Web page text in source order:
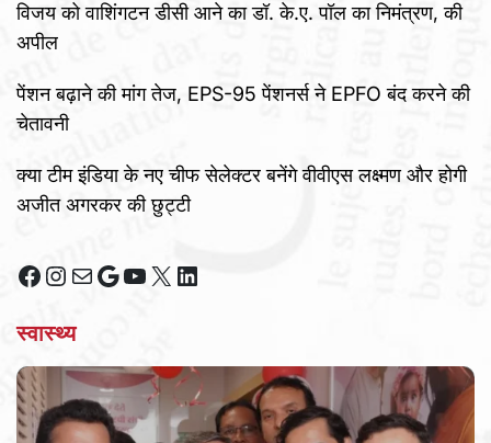
विजय को वाशिंगटन डीसी आने का डॉ. के.ए. पॉल का निमंत्रण, की
अपील
पेंशन बढ़ाने की मांग तेज, EPS-95 पेंशनर्स ने EPFO बंद करने की
चेतावनी
क्या टीम इंडिया के नए चीफ सेलेक्टर बनेंगे वीवीएस लक्ष्मण और होगी
अजीत अगरकर की छुट्टी
Facebook
Instagram
MailGoogle
YouTube
X LinkedIn
स्वास्थ्य